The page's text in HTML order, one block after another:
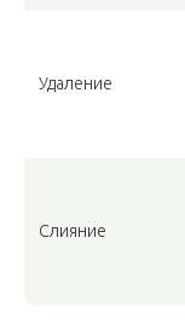
Удаление
Слияние